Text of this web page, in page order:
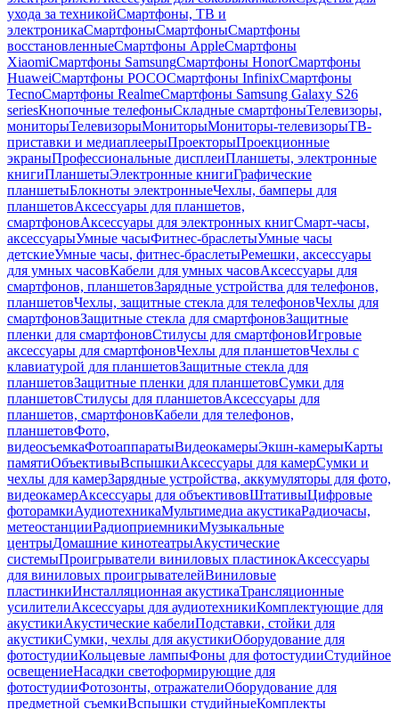
ухода за техникойСмартфоны, ТВ и
электроникаСмартфоныСмартфоныСмартфоны
восстановленныеСмартфоны AppleСмартфоны
XiaomiСмартфоны SamsungСмартфоны HonorСмартфоны
HuaweiСмартфоны POCOСмартфоны InfinixСмартфоны
TecnoСмартфоны RealmeСмартфоны Samsung Galaxy S26
seriesКнопочные телефоныСкладные смартфоныТелевизоры,
мониторыТелевизорыМониторыМониторы-телевизорыТВ-
приставки и медиаплеерыПроекторыПроекционные
экраныПрофессиональные дисплеиПланшеты, электронные
книгиПланшетыЭлектронные книгиГрафические
планшетыБлокноты электронныеЧехлы, бамперы для
планшетовАксессуары для планшетов,
смартфоновАксессуары для электронных книгСмарт-часы,
аксессуарыУмные часыФитнес-браслетыУмные часы
детскиеУмные часы, фитнес-браслетыРемешки, аксессуары
для умных часовКабели для умных часовАксессуары для
смартфонов, планшетовЗарядные устройства для телефонов,
планшетовЧехлы, защитные стекла для телефоновЧехлы для
смартфоновЗащитные стекла для смартфоновЗащитные
пленки для смартфоновСтилусы для смартфоновИгровые
аксессуары для смартфоновЧехлы для планшетовЧехлы с
клавиатурой для планшетовЗащитные стекла для
планшетовЗащитные пленки для планшетовСумки для
планшетовСтилусы для планшетовАксессуары для
планшетов, смартфоновКабели для телефонов,
планшетовФото,
видеосъемкаФотоаппаратыВидеокамерыЭкшн-камерыКарты
памятиОбъективыВспышкиАксессуары для камерСумки и
чехлы для камерЗарядные устройства, аккумуляторы для фото,
видеокамерАксессуары для объективовШтативыЦифровые
фоторамкиАудиотехникаМультимедиа акустикаРадиочасы,
метеостанцииРадиоприемникиМузыкальные
центрыДомашние кинотеатрыАкустические
системыПроигрыватели виниловых пластинокАксессуары
для виниловых проигрывателейВиниловые
пластинкиИнсталляционная акустикаТрансляционные
усилителиАксессуары для аудиотехникиКомплектующие для
акустикиАкустические кабелиПодставки, стойки для
акустикиСумки, чехлы для акустикиОборудование для
фотостудииКольцевые лампыФоны для фотостудииСтудийное
освещениеНасадки светоформирующие для
фотостудииФотозонты, отражателиОборудование для
предметной съемкиВспышки студийныеКомплекты